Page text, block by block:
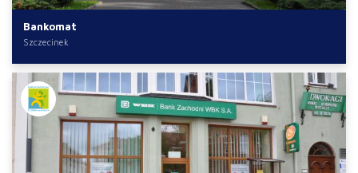
Bankomat
Szczecinek